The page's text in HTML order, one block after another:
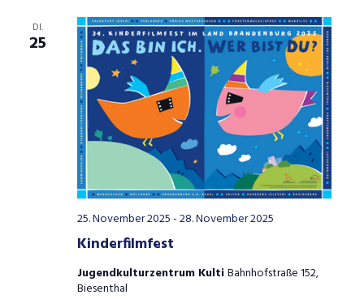
DI.
25
Kinderfilmfest
25. November 2025-28. November 2025
Jugendkulturzentrum KultiBahnhofstraße 152,
Biesenthal